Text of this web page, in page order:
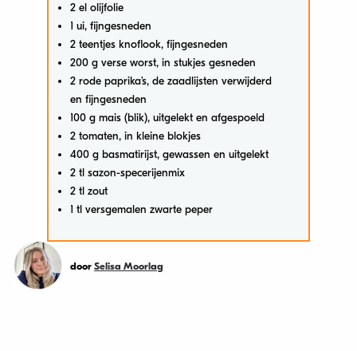
2 el olijfolie
1 ui, fijngesneden
2 teentjes knoflook, fijngesneden
200 g verse worst, in stukjes gesneden
2 rode paprika’s, de zaadlijsten verwijderd
en fijngesneden
100 g mais (blik), uitgelekt en afgespoeld
2 tomaten, in kleine blokjes
400 g basmatirijst, gewassen en uitgelekt
2 tl sazon-specerijenmix
2 tl zout
1 tl versgemalen zwarte peper
door Selisa Moorlag